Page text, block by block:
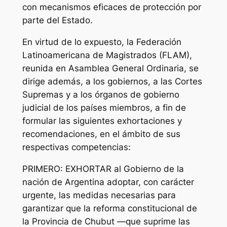
con mecanismos eficaces de protección por
parte del Estado.
En virtud de lo expuesto, la Federación
Latinoamericana de Magistrados (FLAM),
reunida en Asamblea General Ordinaria, se
dirige además, a los gobiernos, a las Cortes
Supremas y a los órganos de gobierno
judicial de los países miembros, a fin de
formular las siguientes exhortaciones y
recomendaciones, en el ámbito de sus
respectivas competencias:
PRIMERO: EXHORTAR al Gobierno de la
nación de Argentina adoptar, con carácter
urgente, las medidas necesarias para
garantizar que la reforma constitucional de
la Provincia de Chubut —que suprime las